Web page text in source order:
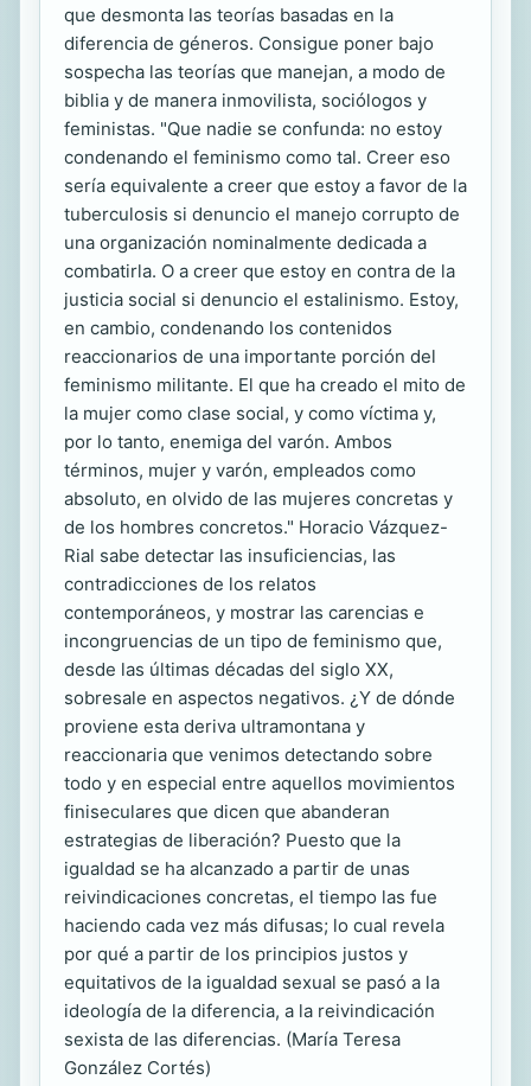
que desmonta las teorías basadas en la
diferencia de géneros. Consigue poner bajo
sospecha las teorías que manejan, a modo de
biblia y de manera inmovilista, sociólogos y
feministas. "Que nadie se confunda: no estoy
condenando el feminismo como tal. Creer eso
sería equivalente a creer que estoy a favor de la
tuberculosis si denuncio el manejo corrupto de
una organización nominalmente dedicada a
combatirla. O a creer que estoy en contra de la
justicia social si denuncio el estalinismo. Estoy,
en cambio, condenando los contenidos
reaccionarios de una importante porción del
feminismo militante. El que ha creado el mito de
la mujer como clase social, y como víctima y,
por lo tanto, enemiga del varón. Ambos
términos, mujer y varón, empleados como
absoluto, en olvido de las mujeres concretas y
de los hombres concretos." Horacio Vázquez-
Rial sabe detectar las insuficiencias, las
contradicciones de los relatos
contemporáneos, y mostrar las carencias e
incongruencias de un tipo de feminismo que,
desde las últimas décadas del siglo XX,
sobresale en aspectos negativos. ¿Y de dónde
proviene esta deriva ultramontana y
reaccionaria que venimos detectando sobre
todo y en especial entre aquellos movimientos
finiseculares que dicen que abanderan
estrategias de liberación? Puesto que la
igualdad se ha alcanzado a partir de unas
reivindicaciones concretas, el tiempo las fue
haciendo cada vez más difusas; lo cual revela
por qué a partir de los principios justos y
equitativos de la igualdad sexual se pasó a la
ideología de la diferencia, a la reivindicación
sexista de las diferencias. (María Teresa
González Cortés)